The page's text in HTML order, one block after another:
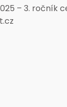
– 3. ročník